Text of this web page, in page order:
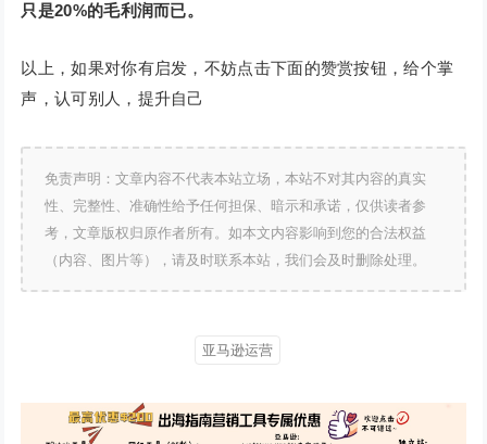
只是20%的毛利润而已。
以上，如果对你有启发，不妨点击下面的赞赏按钮，给个掌
声，认可别人，提升自己
免责声明：文章内容不代表本站立场，本站不对其内容的真实
性、完整性、准确性给予任何担保、暗示和承诺，仅供读者参
考，文章版权归原作者所有。如本文内容影响到您的合法权益
（内容、图片等），请及时联系本站，我们会及时删除处理。
亚马逊运营